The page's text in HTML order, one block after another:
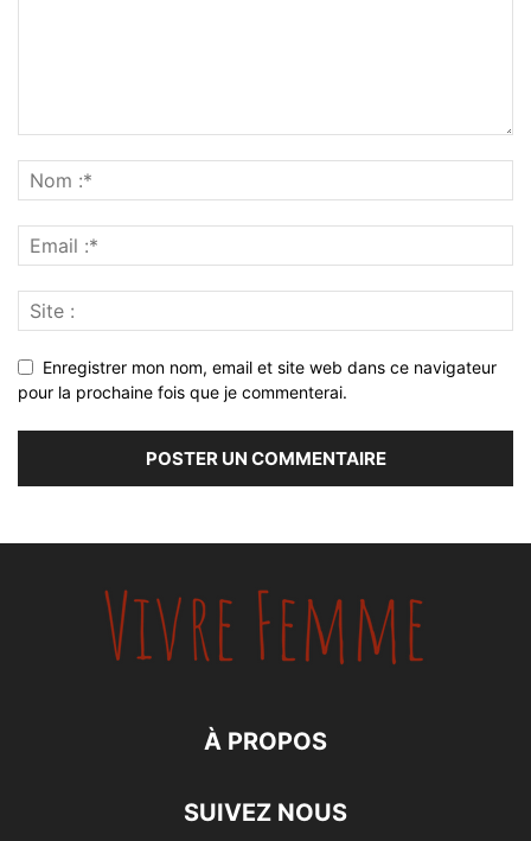
Enregistrer mon nom, email et site web dans ce navigateur
pour la prochaine fois que je commenterai.
À PROPOS
SUIVEZ NOUS